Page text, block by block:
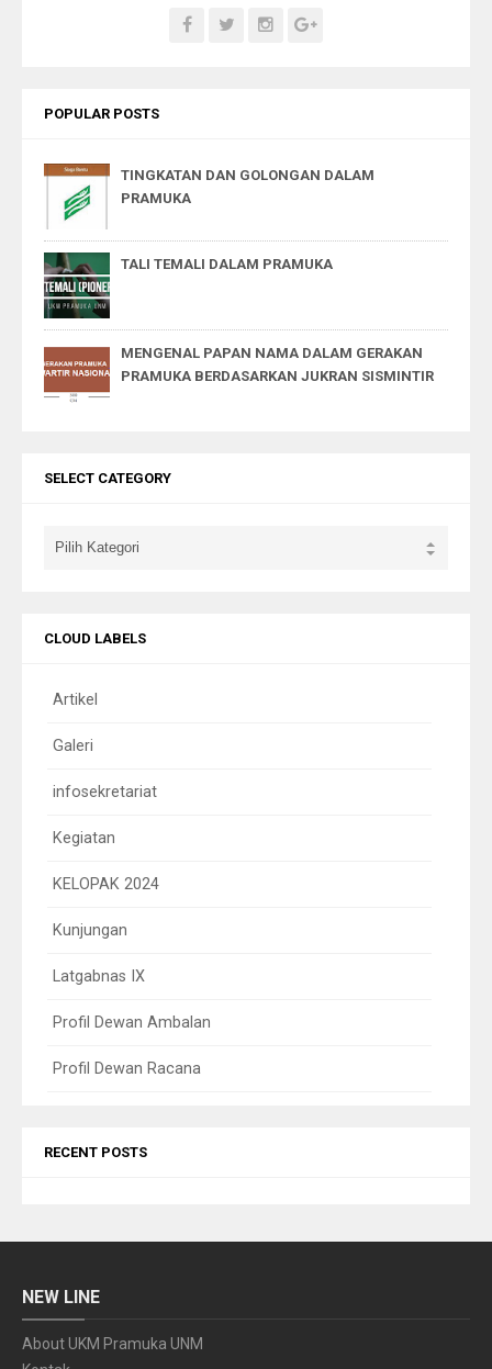
POPULAR POSTS
TINGKATAN DAN GOLONGAN DALAM
PRAMUKA
TALI TEMALI DALAM PRAMUKA
MENGENAL PAPAN NAMA DALAM GERAKAN
PRAMUKA BERDASARKAN JUKRAN SISMINTIR
SELECT CATEGORY
CLOUD LABELS
Artikel
Galeri
infosekretariat
Kegiatan
KELOPAK 2024
Kunjungan
Latgabnas IX
Profil Dewan Ambalan
Profil Dewan Racana
RECENT POSTS
NEW LINE
About UKM Pramuka UNM